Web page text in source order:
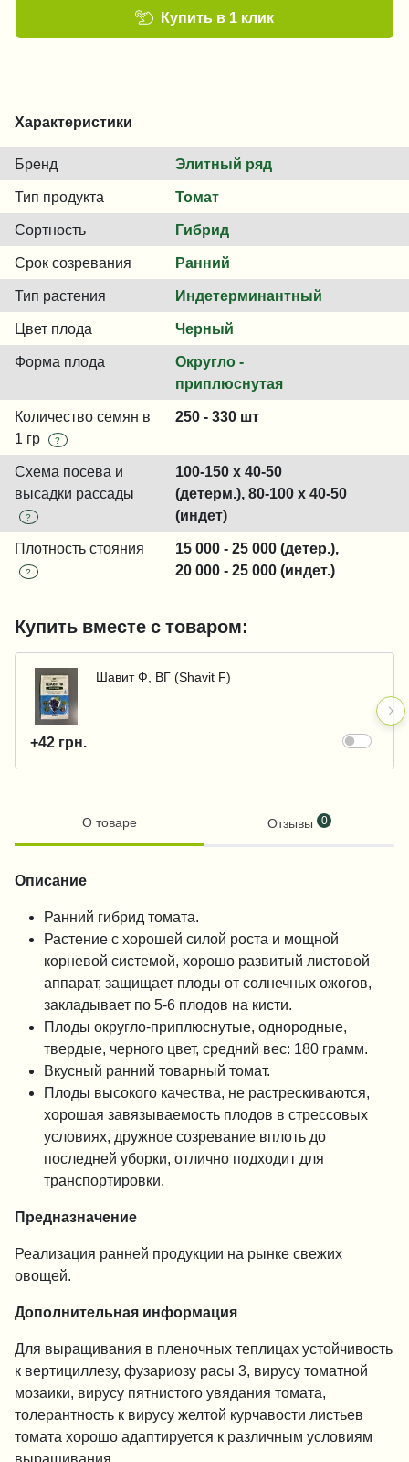
Купить в 1 клик
Характеристики
Бренд Элитный ряд
Тип продукта Томат
Сортность Гибрид
Срок созревания Ранний
Тип растения Индетерминантный
Цвет плода Черный
Форма плода
Округло -
приплюснутая
Количество семян в
1 гр
?
250 - 330 шт
Схема посева и
высадки рассады
?
100-150 x 40-50
(детерм.), 80-100 x 40-50
(индет)
Плотность стояния
?
15 000 - 25 000 (детер.),
20 000 - 25 000 (индет.)
Купить вместе с товаром:
Шавит Ф, ВГ (Shavit F)
+42 грн.
О товаре Отзывы 0
Описание
Ранний гибрид томата.
Растение с хорошей силой роста и мощной
корневой системой, хорошо развитый листовой
аппарат, защищает плоды от солнечных ожогов,
закладывает по 5-6 плодов на кисти.
Плоды округло-приплюснутые, однородные,
твердые, черного цвет, средний вес: 180 грамм.
Вкусный ранний товарный томат.
Плоды высокого качества, не растрескиваются,
хорошая завязываемость плодов в стрессовых
условиях, дружное созревание вплоть до
последней уборки, отлично подходит для
транспортировки.
Предназначение
Реализация ранней продукции на рынке свежих
овощей.
Дополнительная информация
Для выращивания в пленочных теплицах устойчивость
к вертициллезу, фузариозу расы 3, вирусу томатной
мозаики, вирусу пятнистого увядания томата,
толерантность к вирусу желтой курчавости листьев
томата хорошо адаптируется к различным условиям
выращивания.